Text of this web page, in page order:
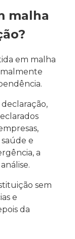
malha
em malha
e
a
sem
e
da